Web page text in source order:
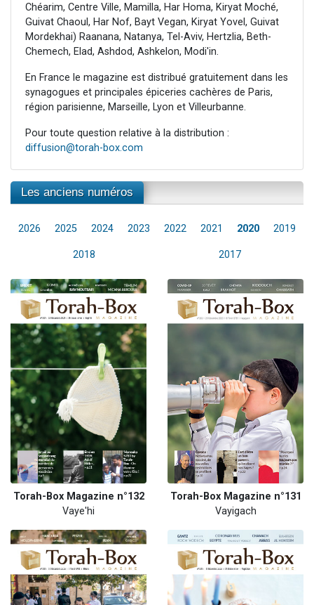
Chéarim, Centre Ville, Mamilla, Har Homa, Kiryat Moché,
Guivat Chaoul, Har Nof, Bayt Vegan, Kiryat Yovel, Guivat
Mordekhai) Raanana, Natanya, Tel-Aviv, Hertzlia, Beth-
Chemech, Elad, Ashdod, Ashkelon, Modi'in.
En France le magazine est distribué gratuitement dans les
synagogues et principales épiceries cachères de Paris,
région parisienne, Marseille, Lyon et Villeurbanne.
Pour toute question relative à la distribution :
diffusion@torah-box.com
Les anciens numéros
2026 2025 2024 2023 2022 2021 2020 2019
2018 2017
Torah-Box Magazine n°132
Vaye'hi
Torah-Box Magazine n°131
Vayigach